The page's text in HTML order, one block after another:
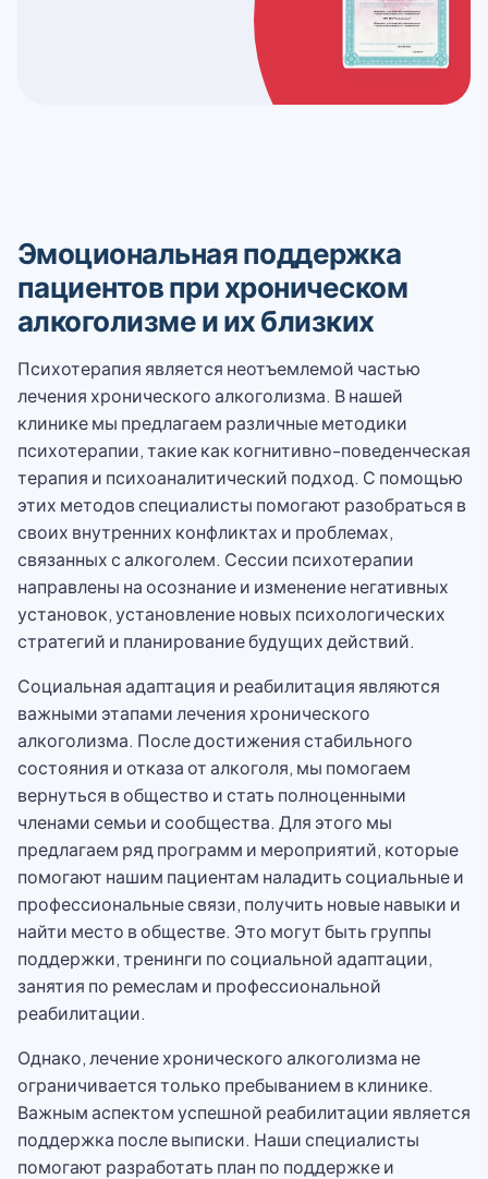
Эмоциональная поддержка
пациентов при хроническом
алкоголизме и их близких
Психотерапия является неотъемлемой частью
лечения хронического алкоголизма. В нашей
клинике мы предлагаем различные методики
психотерапии, такие как когнитивно-поведенческая
терапия и психоаналитический подход. С помощью
этих методов специалисты помогают разобраться в
своих внутренних конфликтах и проблемах,
связанных с алкоголем. Сессии психотерапии
направлены на осознание и изменение негативных
установок, установление новых психологических
стратегий и планирование будущих действий.
Социальная адаптация и реабилитация являются
важными этапами лечения хронического
алкоголизма. После достижения стабильного
состояния и отказа от алкоголя, мы помогаем
вернуться в общество и стать полноценными
членами семьи и сообщества. Для этого мы
предлагаем ряд программ и мероприятий, которые
помогают нашим пациентам наладить социальные и
профессиональные связи, получить новые навыки и
найти место в обществе. Это могут быть группы
поддержки, тренинги по социальной адаптации,
занятия по ремеслам и профессиональной
реабилитации.
Однако, лечение хронического алкоголизма не
ограничивается только пребыванием в клинике.
Важным аспектом успешной реабилитации является
поддержка после выписки. Наши специалисты
помогают разработать план по поддержке и